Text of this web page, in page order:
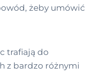
żeby umówić
trafiają do
z bardzo różnymi